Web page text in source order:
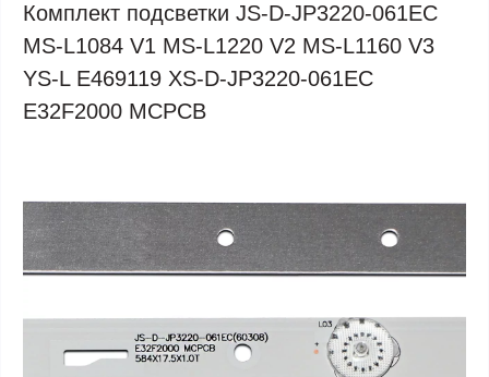
Комплект подсветки JS-D-JP3220-061EC
MS-L1084 V1 MS-L1220 V2 MS-L1160 V3
YS-L E469119 XS-D-JP3220-061EC
E32F2000 MCPCB